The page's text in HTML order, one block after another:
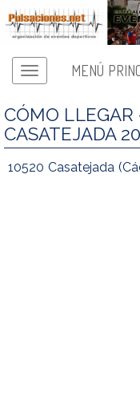
MENÚ
CÓMO LLEGAR
CASATEJADA
10520 Casatejada